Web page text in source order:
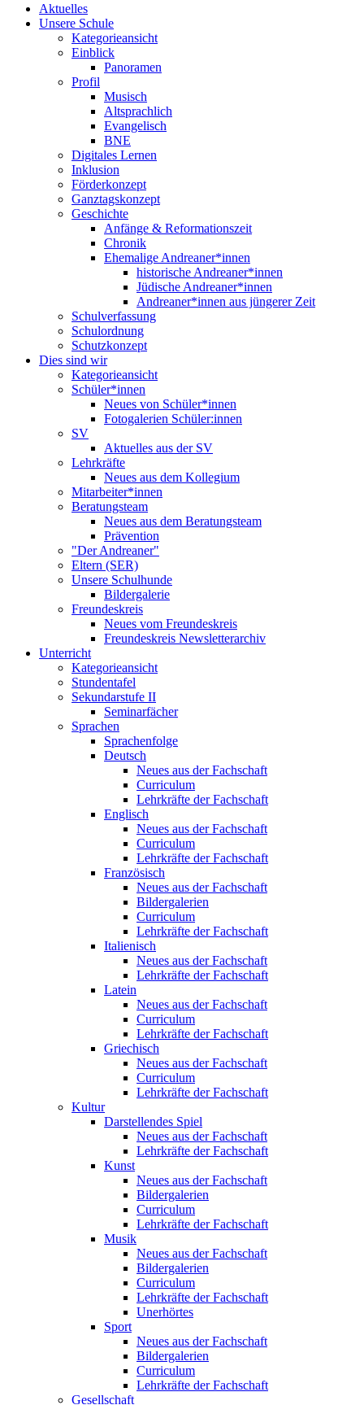
Aktuelles
Unsere Schule
Kategorieansicht
Einblick
Panoramen
Profil
Musisch
Altsprachlich
Evangelisch
BNE
Digitales Lernen
Inklusion
Förderkonzept
Ganztagskonzept
Geschichte
Anfänge & Reformationszeit
Chronik
Ehemalige Andreaner*innen
historische Andreaner*innen
Jüdische Andreaner*innen
Andreaner*innen aus jüngerer Zeit
Schulverfassung
Schulordnung
Schutzkonzept
Dies sind wir
Kategorieansicht
Schüler*innen
Neues von Schüler*innen
Fotogalerien Schüler:innen
SV
Aktuelles aus der SV
Lehrkräfte
Neues aus dem Kollegium
Mitarbeiter*innen
Beratungsteam
Neues aus dem Beratungsteam
Prävention
"Der Andreaner"
Eltern (SER)
Unsere Schulhunde
Bildergalerie
Freundeskreis
Neues vom Freundeskreis
Freundeskreis Newsletterarchiv
Unterricht
Kategorieansicht
Stundentafel
Sekundarstufe II
Seminarfächer
Sprachen
Sprachenfolge
Deutsch
Neues aus der Fachschaft
Curriculum
Lehrkräfte der Fachschaft
Englisch
Neues aus der Fachschaft
Curriculum
Lehrkräfte der Fachschaft
Französisch
Neues aus der Fachschaft
Bildergalerien
Curriculum
Lehrkräfte der Fachschaft
Italienisch
Neues aus der Fachschaft
Lehrkräfte der Fachschaft
Latein
Neues aus der Fachschaft
Curriculum
Lehrkräfte der Fachschaft
Griechisch
Neues aus der Fachschaft
Curriculum
Lehrkräfte der Fachschaft
Kultur
Darstellendes Spiel
Neues aus der Fachschaft
Lehrkräfte der Fachschaft
Kunst
Neues aus der Fachschaft
Bildergalerien
Curriculum
Lehrkräfte der Fachschaft
Musik
Neues aus der Fachschaft
Bildergalerien
Curriculum
Lehrkräfte der Fachschaft
Unerhörtes
Sport
Neues aus der Fachschaft
Bildergalerien
Curriculum
Lehrkräfte der Fachschaft
Gesellschaft